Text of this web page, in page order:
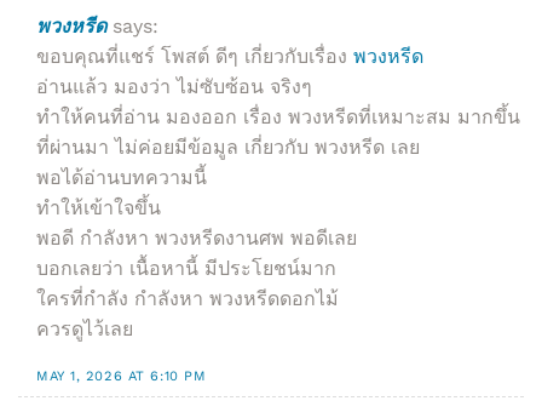
พวงหรีด says:
ขอบคุณที่แชร์ โพสต์ ดีๆ เกี่ยวกับเรื่อง พวงหรีด
อ่านแล้ว มองว่า ไม่ซับซ้อน จริงๆ
ทำให้คนที่อ่าน มองออก เรื่อง พวงหรีดที่เหมาะสม มากขึ้น
ที่ผ่านมา ไม่ค่อยมีข้อมูล เกี่ยวกับ พวงหรีด เลย
พอได้อ่านบทความนี้
ทำให้เข้าใจขึ้น
พอดี กำลังหา พวงหรีดงานศพ พอดีเลย
บอกเลยว่า เนื้อหานี้ มีประโยชน์มาก
ใครที่กำลัง กำลังหา พวงหรีดดอกไม้
ควรดูไว้เลย
MAY 1, 2026 AT 6:10 PM